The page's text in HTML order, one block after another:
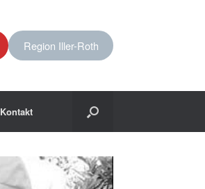
Region Iller-Roth
Kontakt